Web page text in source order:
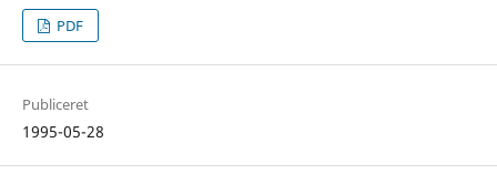
PDF
Publiceret
1995-05-28